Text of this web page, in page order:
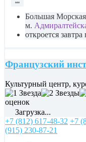
Большая
м.
откроется завтра
Французский
Культурный центр,
оценок
Загрузка...
+7 (812) 617-48-32 +7
(915) 230-87-21